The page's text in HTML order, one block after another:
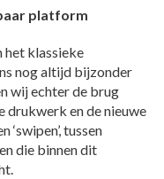
platform
het klassieke
nog altijd bijzonder
wij echter de brug
drukwerk en de nieuwe
tussen
die binnen dit